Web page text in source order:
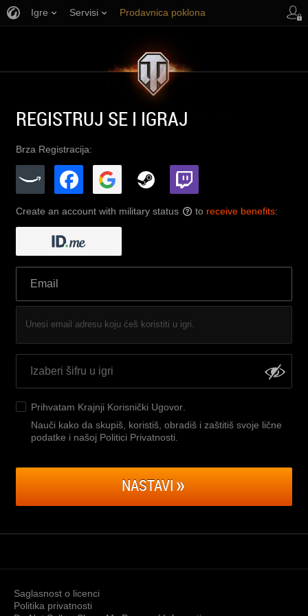
Igre Servisi Prodavnica poklona
REGISTRUJ SE I IGRAJ
Brza Registracija:
Create an account with military status ? to receive benefits:
Unesi email adresu koju ćeš koristiti u igri.
Prihvatam Krajnji Korisnički Ugovor
Nauči kako da skupiš, koristiš, obradiš i zaštitiš svoje lične
podatke i našoj Politici Privatnosti
NASTAVI
Saglasnost o licenci
Politika privatnosti